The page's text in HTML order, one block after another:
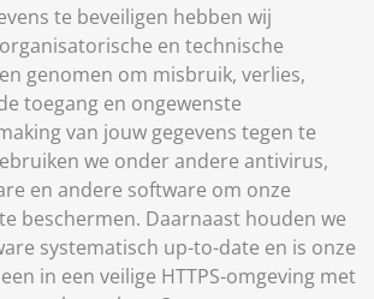
te beveiligen hebben wij
en technische
genomen om misbruik, verlies,
toegang en ongewenste
van jouw gegevens tegen te
we onder andere antivirus,
en andere software om onze
beschermen. Daarnaast houden we
systematisch up-to-date en is onze
in een veilige HTTPS-omgeving met